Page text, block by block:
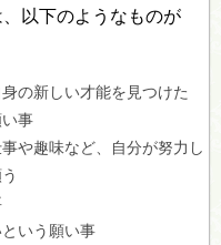
以下のようなものが
の新しい才能を見つけた
事
や趣味など、自分が努力し
いう願い事